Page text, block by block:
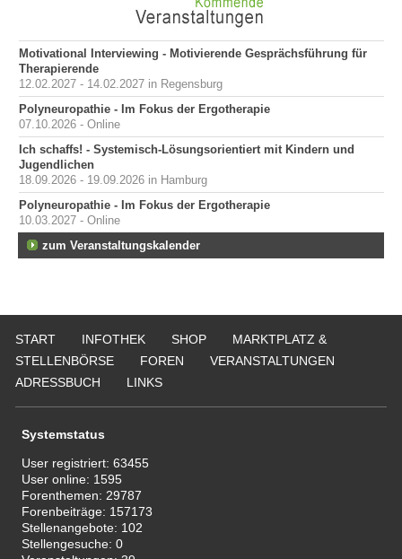
Motivational Interviewing - Motivierende Gesprächsführung für
Therapierende
12.02.2027 - 14.02.2027 in Regensburg
Polyneuropathie - Im Fokus der Ergotherapie
07.10.2026 - Online
Ich schaffs! - Systemisch-Lösungsorientiert mit Kindern und
Jugendlichen
18.09.2026 - 19.09.2026 in Hamburg
Polyneuropathie - Im Fokus der Ergotherapie
10.03.2027 - Online
zum Veranstaltungskalender
START INFOTHEK SHOP
MARKTPLATZ &
STELLENBÖRSE
FOREN
VERANSTALTUNGEN
ADRESSBUCH
LINKS
Systemstatus
User registriert:63455
User online: 1595
Forenthemen: 29787
Forenbeiträge: 157173
Stellenangebote: 102
Stellengesuche:0